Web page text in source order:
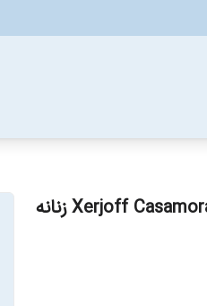
ادکلن کازاموراتی زرجف-زرژاف Xerjoff Casamorati 1888 زنانه